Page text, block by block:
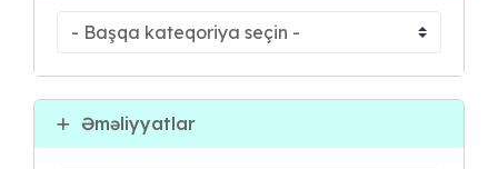
Əməliyyatlar